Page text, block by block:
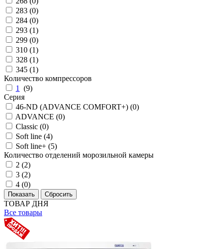
283 (0)
284 (0)
293 (1)
299 (0)
310 (1)
328 (1)
345 (1)
Количество компрессоров
1
(9)
Серия
46-ND (ADVANCE COMFORT+) (0)
ADVANCE (0)
Classic (0)
Soft line (4)
Soft line+ (5)
Количество отделений морозильной камеры
2 (2)
3 (2)
4 (0)
ТОВАР ДНЯ
Все товары